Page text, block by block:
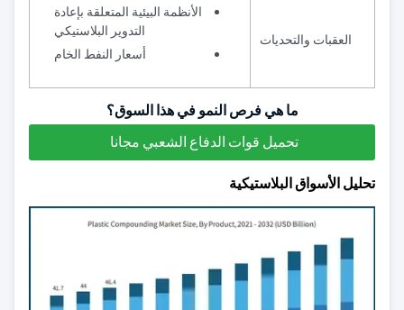
العقبات والتحديات
الأنظمة البيئية المتعلقة بإعادة
التدوير البلاستيكي
أسعار النفط الخام
ما هي فرص النمو في هذا السوق؟
تحميل قوات الدفاع الشعبي مجانا
تحليل الأسواق البلاستيكية